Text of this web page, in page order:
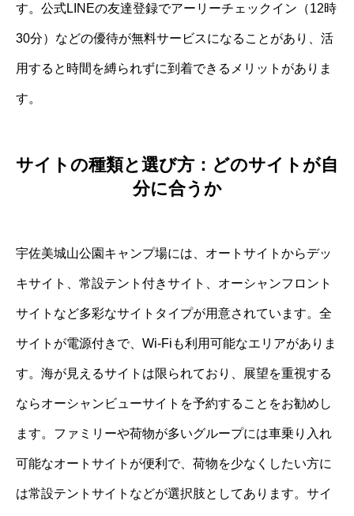
す。公式LINEの友達登録でアーリーチェックイン（12時
30分）などの優待が無料サービスになることがあり、活
用すると時間を縛られずに到着できるメリットがありま
す。
サイトの種類と選び方：どのサイトが自
分に合うか
宇佐美城山公園キャンプ場には、オートサイトからデッ
キサイト、常設テント付きサイト、オーシャンフロント
サイトなど多彩なサイトタイプが用意されています。全
サイトが電源付きで、Wi-Fiも利用可能なエリアがありま
す。海が見えるサイトは限られており、展望を重視する
ならオーシャンビューサイトを予約することをお勧めし
ます。ファミリーや荷物が多いグループには車乗り入れ
可能なオートサイトが便利で、荷物を少なくしたい方に
は常設テントサイトなどが選択肢としてあります。サイ